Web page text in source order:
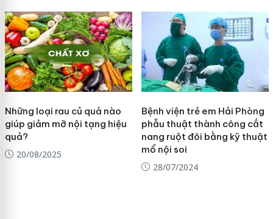
Những loại rau củ quả nào
giúp giảm mỡ nội tạng hiệu
quả?
20/08/2025
Bệnh viện trẻ em Hải Phòng
phẫu thuật thành công cắt
nang ruột đôi bằng kỹ thuật
mổ nội soi
28/07/2024